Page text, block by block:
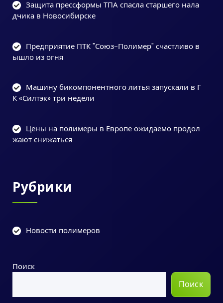
Защита прессформы ТПА спасла старшего нала
дчика в Новосибирске
Предприятие ПТК "Союз-Полимер" счастливо в
ышло из огня
Машину бикомпонентного литья запускали в Г
К «Силтэк» три недели
Цены на полимеры в Европе ожидаемо продол
жают снижаться
Рубрики
Новости полимеров
Поиск
Поиск